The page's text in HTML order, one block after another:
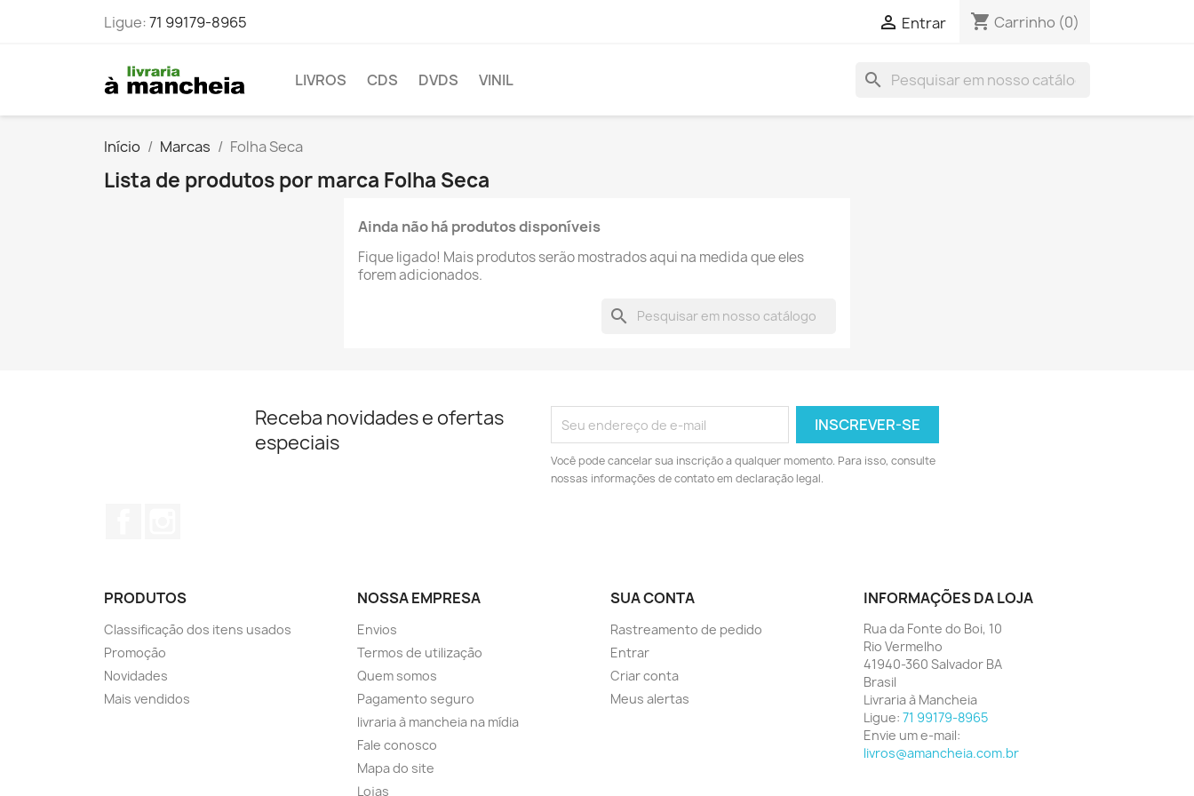
Ligue:71 99179-8965  Entrar shopping_cart Carrinho (0)
LIVROS CDS DVDS VINIL search
Início Marcas Folha Seca
Lista de produtos por marca Folha Seca
Ainda não há produtos disponíveis
Fique ligado! Mais produtos serão mostrados aqui na medida que eles
forem adicionados.
search
Receba novidades e ofertas
especiais
Você pode cancelar sua inscrição a qualquer momento. Para isso, consulte
nossas informações de contato em declaração legal.
PRODUTOS
Classificação dos itens usados
Promoção
Novidades
Mais vendidos
NOSSA EMPRESA
Envios
Termos de utilização
Quem somos
Pagamento seguro
livraria à mancheia na mídia
Fale conosco
Mapa do site
Lojas
SUA CONTA
Rastreamento de pedido
Entrar
Criar conta
Meus alertas
INFORMAÇÕES DA LOJA
Rua da Fonte do Boi, 10
Rio Vermelho
41940-360 Salvador BA
Brasil
Livraria à Mancheia
Ligue: 71 99179-8965
Envie um e-mail:
livros@amancheia.com.br